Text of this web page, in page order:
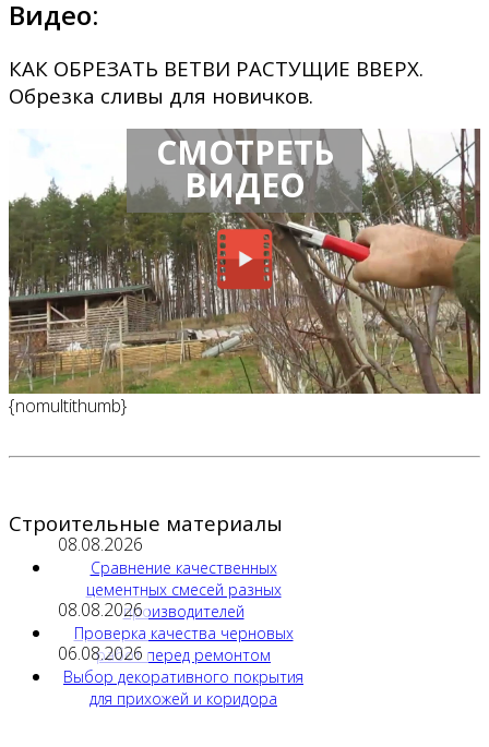
Видео:
КАК ОБРЕЗАТЬ ВЕТВИ РАСТУЩИЕ ВВЕРХ.
Обрезка сливы для новичков.
СМОТРЕТЬ
ВИДЕО
{nomultithumb}
Строительные материалы
08.08.2026
Сравнение качественных
цементных смесей разных
производителей
08.08.2026
Проверка качества черновых
работ перед ремонтом
06.08.2026
Выбор декоративного покрытия
для прихожей и коридора